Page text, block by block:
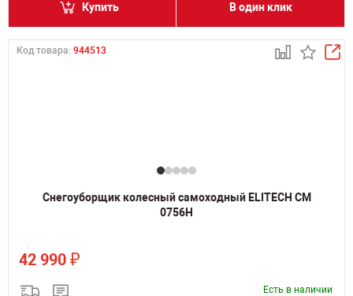
Купить В один клик
Код товара: 944513
Снегоуборщик колесный самоходный ELITECH СМ
0756Н
42 990 ₽
Есть в наличии